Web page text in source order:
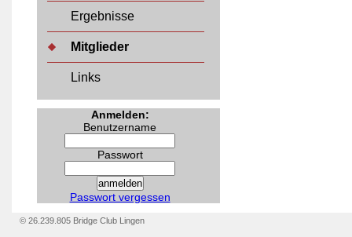
Ergebnisse
Mitglieder
Links
Anmelden:
Benutzername
Passwort
Passwort vergessen
© 26.239.805 Bridge Club Lingen